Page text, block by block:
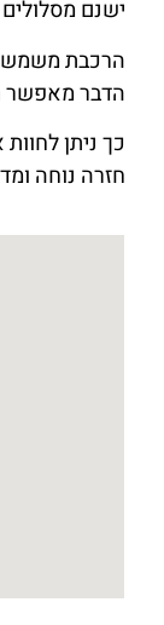
ישנם
הרכבת משמשת
הדבר מאפשר
כך ניתן
חזרה נוחה